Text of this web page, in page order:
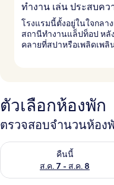
ทำงาน เล่น ประสบคว
โรงแรมนี้ตั้งอยู่ในใจกลา
สถานีทำงานแล็ปท็อป หลั
คลายที่สปาหรือเพลิดเพลิ
ตัวเลือกห้องพัก
ตรวจสอบจำนวนห้อง
คืนนี้
ส.ค. 7 - ส.ค. 8
ตรวจสอบจำนวนห้องพักว่า